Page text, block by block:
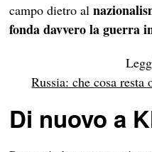
campo dietro al
fonda davvero la guerra
Russia: che cosa resta
Di nuovo a